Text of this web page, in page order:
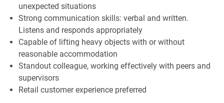
unexpected situations
Strong communication skills: verbal and written.
Listens and responds appropriately
Capable of lifting heavy objects with or without
reasonable accommodation
Standout colleague, working effectively with peers and
supervisors
Retail customer experience preferred